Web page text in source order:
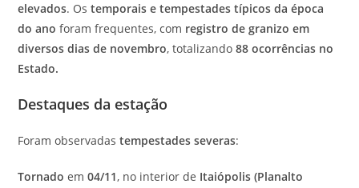
elevados. Ostemporais e tempestades típicos da época
do ano foram frequentes, com registro de granizo em
diversos dias de novembro, totalizando88 ocorrências no
Estado.
Destaques da estação
Foram observadastempestades severas:
Tornado em04/11, no interior de Itaiópolis (Planalto